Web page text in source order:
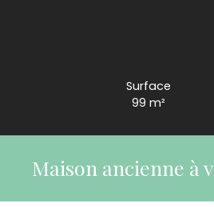
Surface
99m²
Maison ancienne à